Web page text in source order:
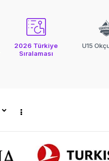
2026 Türkiye
Sıralaması
U15